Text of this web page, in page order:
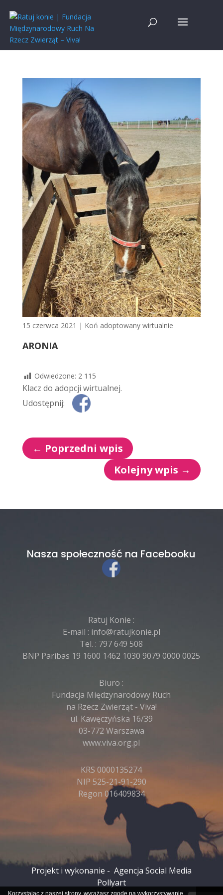
15 czerwca 2021 | Koń adoptowany wirtualnie
ARONIA
Odwiedzone: 2 115
Klacz do adopcji wirtualnej.
Udostępnij:
← Poprzedni wpis
Kolejny wpis →
Nasza społeczność na Facebooku
Ratuj Konie :
E-mail : info@ratujkonie.pl
Tel. : 797 649 508
BNP Paribas 19 1600 1462 1030 9079 0000 0025
Biuro :
Fundacja Międzynarodowy Ruch
na Rzecz Zwierząt - Viva!
ul. Kawęczyńska 16/39
03-772 Warszawa
www.viva.org.pl
KRS 0000135274
NIP 525-21-91-290
Regon 016409834
Projekt i wykonanie - Agencja Social Media
Pollyart
Korzystając z naszej strony, wyrażasz zgodę na wykorzystywanie